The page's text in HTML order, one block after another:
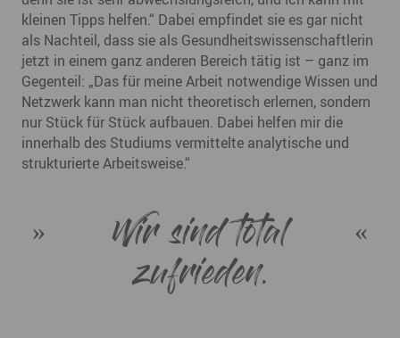
kleinen Tipps helfen.“ Dabei empfindet sie es gar nicht
als Nachteil, dass sie als Gesundheitswissenschaftlerin
jetzt in einem ganz anderen Bereich tätig ist – ganz im
Gegenteil: „Das für meine Arbeit notwendige Wissen und
Netzwerk kann man nicht theoretisch erlernen, sondern
nur Stück für Stück aufbauen. Dabei helfen mir die
innerhalb des Studiums vermittelte analytische und
strukturierte Arbeitsweise.“
Wir sind total
zufrieden.